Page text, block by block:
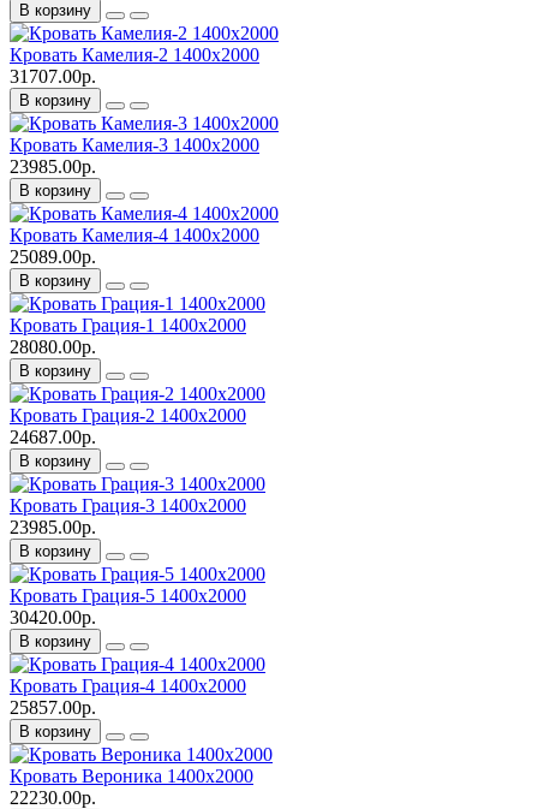
В корзину
Кровать Камелия-2 1400х2000
31707.00р.
В корзину
Кровать Камелия-3 1400х2000
23985.00р.
В корзину
Кровать Камелия-4 1400х2000
25089.00р.
В корзину
Кровать Грация-1 1400х2000
28080.00р.
В корзину
Кровать Грация-2 1400х2000
24687.00р.
В корзину
Кровать Грация-3 1400х2000
23985.00р.
В корзину
Кровать Грация-5 1400х2000
30420.00р.
В корзину
Кровать Грация-4 1400х2000
25857.00р.
В корзину
Кровать Вероника 1400х2000
22230.00р.